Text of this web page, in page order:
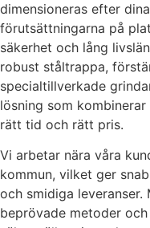
dimensioneras efter
förutsättningarna på
säkerhet och lång
robust ståltrappa,
specialtillverkade
lösning som
rätt tid och rätt pris.
Vi arbetar nära våra
kommun, vilket ger
och smidiga leveranser.
beprövade metoder